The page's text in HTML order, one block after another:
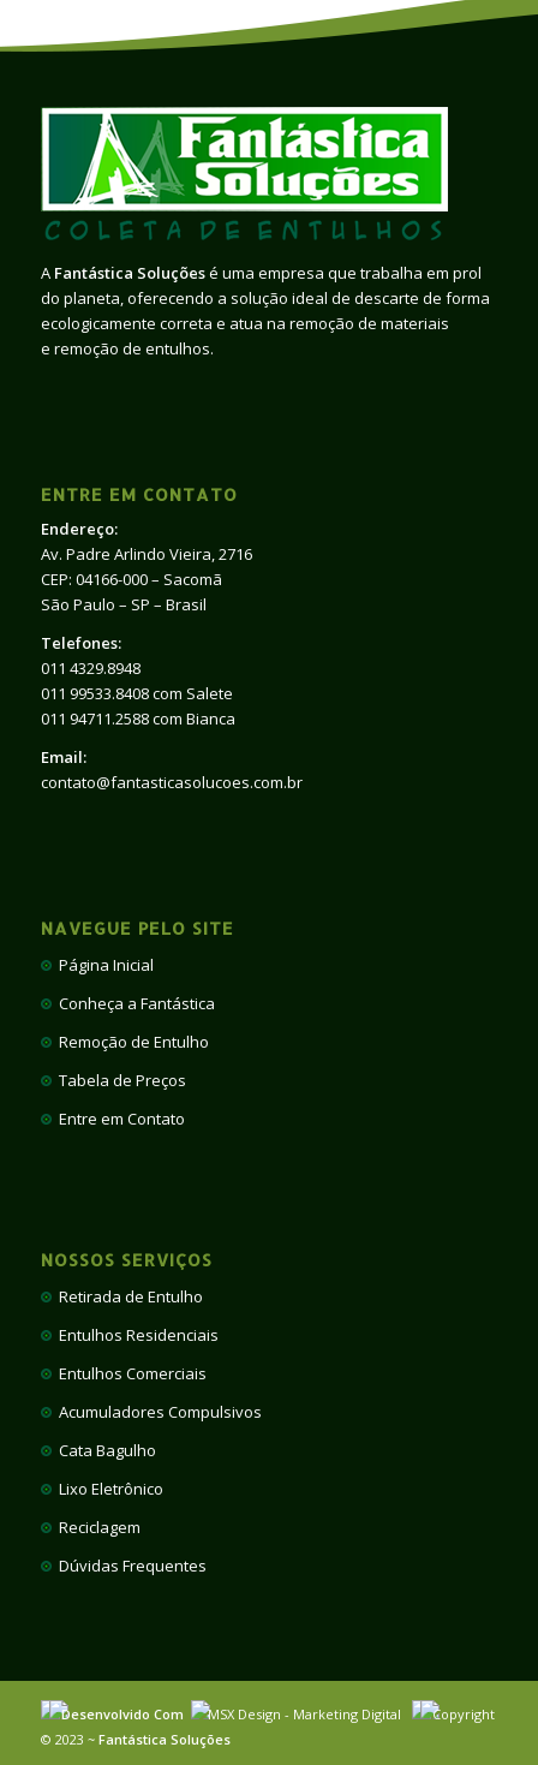
A Fantástica Soluçõesé uma empresa que trabalha em prol
do planeta, oferecendo a solução ideal de descarte de forma
ecologicamente correta e atua na remoção de materiais
e remoção de entulhos.
ENTRE EM CONTATO
Endereço:
Av. Padre Arlindo Vieira, 2716
CEP: 04166-000 – Sacomã
São Paulo – SP – Brasil
Telefones:
011 4329.8948
011 99533.8408 com Salete
011 94711.2588 com Bianca
Email:
contato@fantasticasolucoes.com.br
NAVEGUE PELO SITE
Página Inicial
Conheça a Fantástica
Remoção de Entulho
Tabela de Preços
Entre em Contato
NOSSOS SERVIÇOS
Retirada de Entulho
Entulhos Residenciais
Entulhos Comerciais
Acumuladores Compulsivos
Cata Bagulho
Lixo Eletrônico
Reciclagem
Dúvidas Frequentes
Desenvolvido Com MSX Design - Marketing Digital
Copyright
© 2023 ~ Fantástica Soluções